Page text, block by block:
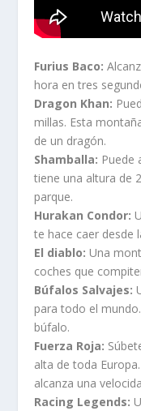
Furius Baco:
hora en tres
Dragon Khan:
millas. Esta
de un dragón.
Shamballa: Puede
tiene una altura de
parque.
Hurakan Condor:
te hace caer desde
El diablo: Una
coches que
Búfalos Salvajes:
para todo el
búfalo.
Fuerza Roja:
alta de toda
alcanza una
Racing Legends: